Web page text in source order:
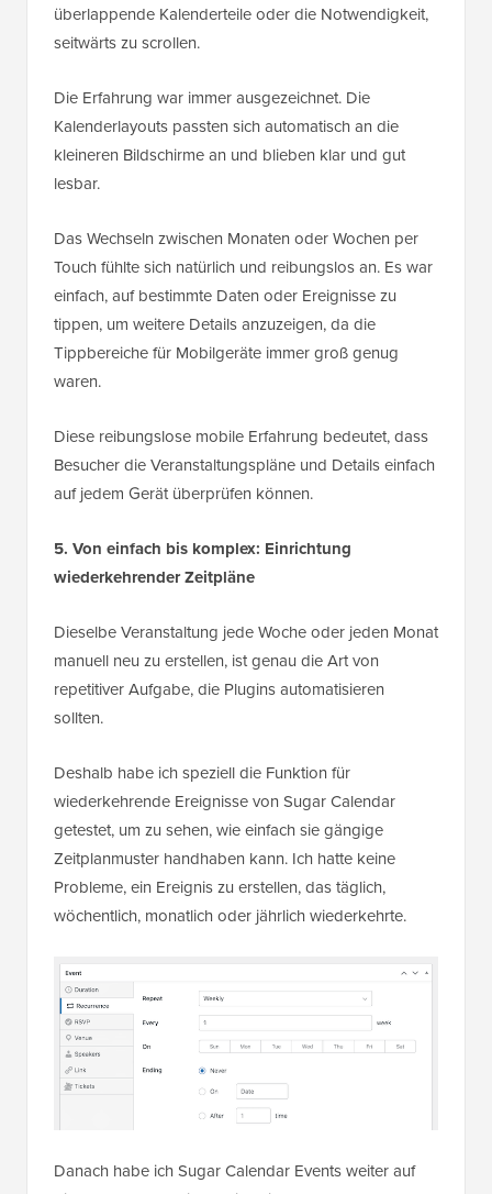
überlappende Kalenderteile oder die Notwendigkeit,
seitwärts zu scrollen.
Die Erfahrung war immer ausgezeichnet. Die
Kalenderlayouts passten sich automatisch an die
kleineren Bildschirme an und blieben klar und gut
lesbar.
Das Wechseln zwischen Monaten oder Wochen per
Touch fühlte sich natürlich und reibungslos an. Es war
einfach, auf bestimmte Daten oder Ereignisse zu
tippen, um weitere Details anzuzeigen, da die
Tippbereiche für Mobilgeräte immer groß genug
waren.
Diese reibungslose mobile Erfahrung bedeutet, dass
Besucher die Veranstaltungspläne und Details einfach
auf jedem Gerät überprüfen können.
5. Von einfach bis komplex: Einrichtung
wiederkehrender Zeitpläne
Dieselbe Veranstaltung jede Woche oder jeden Monat
manuell neu zu erstellen, ist genau die Art von
repetitiver Aufgabe, die Plugins automatisieren
sollten.
Deshalb habe ich speziell die Funktion für
wiederkehrende Ereignisse von Sugar Calendar
getestet, um zu sehen, wie einfach sie gängige
Zeitplanmuster handhaben kann. Ich hatte keine
Probleme, ein Ereignis zu erstellen, das täglich,
wöchentlich, monatlich oder jährlich wiederkehrte.
Danach habe ich Sugar Calendar Events weiter auf